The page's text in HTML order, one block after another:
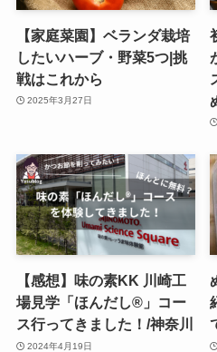
【家庭菜園】ベランダ栽培
したいハーブ・野菜5つ|挑
戦はこれから
2025年3月27日
【感想】味の素KK 川崎工
場見学「ほんだし®」コー
ス行ってきました！/神奈川
2024年4月19日